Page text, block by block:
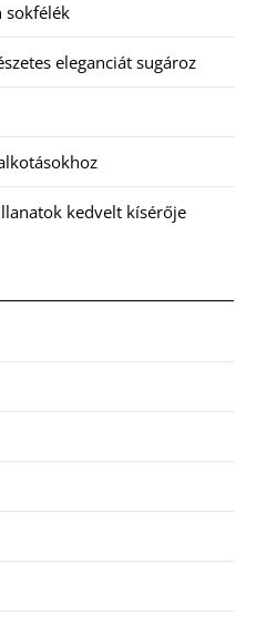
sokfélék
eleganciát sugároz
kedvelt kísérője